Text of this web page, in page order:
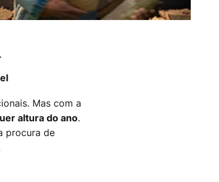
Mas com a
altura do ano.
procura de